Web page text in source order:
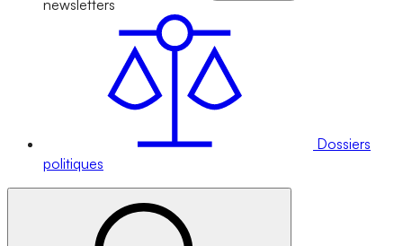
newsletters
Dossiers
politiques